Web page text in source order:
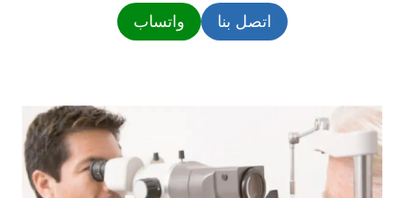
اتصل بنا واتساب